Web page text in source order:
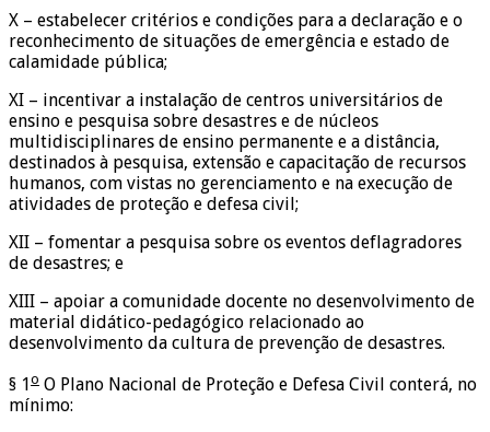
X – estabelecer critérios e condições para a declaração e o
reconhecimento de situações de emergência e estado de
calamidade pública;
XI – incentivar a instalação de centros universitários de
ensino e pesquisa sobre desastres e de núcleos
multidisciplinares de ensino permanente e a distância,
destinados à pesquisa, extensão e capacitação de recursos
humanos, com vistas no gerenciamento e na execução de
atividades de proteção e defesa civil;
XII – fomentar a pesquisa sobre os eventos deflagradores
de desastres; e
XIII – apoiar a comunidade docente no desenvolvimento de
material didático-pedagógico relacionado ao
desenvolvimento da cultura de prevenção de desastres.
§ 1 o O Plano Nacional de Proteção e Defesa Civil conterá, no
mínimo: